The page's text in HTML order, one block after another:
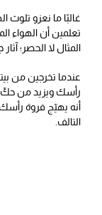
غالبًا ما نعزو تلوث
تعلمين أن الهواء
المثال لا الحصر؛
عندما تخرجين من
رأسك ويزيد من حكّ
أنه يهيّج فروة
التالف.